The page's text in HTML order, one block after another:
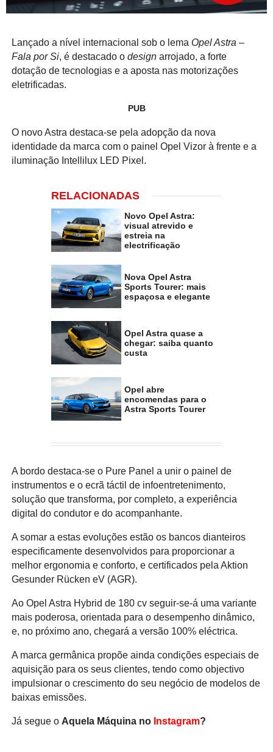
Lançado a nível internacional sob o lema Opel Astra –
Fala por Si, é destacado o designarrojado, a forte
dotação de tecnologias e a aposta nas motorizações
eletrificadas.
PUB
O novo Astra destaca-se pela adopção da nova
identidade da marca com o painel Opel Vizor à frente e a
iluminação Intellilux LED Pixel.
RELACIONADAS
Novo Opel Astra:
visual atrevido e
estreia na
electrificação
Nova Opel Astra
Sports Tourer: mais
espaçosa e elegante
Opel Astra quase a
chegar: saiba quanto
custa
Opel abre
encomendas para o
Astra Sports Tourer
A bordo destaca-se o Pure Panel a unir o painel de
instrumentos e o ecrã táctil de infoentretenimento,
solução que transforma, por completo, a experiência
digital do condutor e do acompanhante.
A somar a estas evoluções estão os bancos dianteiros
especificamente desenvolvidos para proporcionar a
melhor ergonomia e conforto, e certificados pela Aktion
Gesunder Rücken eV (AGR).
Ao Opel Astra Hybrid de 180 cv seguir-se-á uma variante
mais poderosa, orientada para o desempenho dinâmico,
e, no próximo ano, chegará a versão 100% eléctrica.
A marca germânica propõe ainda condições especiais de
aquisição para os seus clientes, tendo como objectivo
impulsionar o crescimento do seu negócio de modelos de
baixas emissões.
Já segue o Aquela Máquina no Instagram?